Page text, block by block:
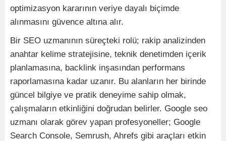
optimizasyon kararının veriye dayalı biçimde
alınmasını güvence altına alır.
Bir SEO uzmanının süreçteki rolü; rakip analizinden
anahtar kelime stratejisine, teknik denetimden içerik
planlamasına, backlink inşasından performans
raporlamasına kadar uzanır. Bu alanların her birinde
güncel bilgiye ve pratik deneyime sahip olmak,
çalışmaların etkinliğini doğrudan belirler. Google seo
uzmanı olarak görev yapan profesyoneller; Google
Search Console, Semrush, Ahrefs gibi araçları etkin